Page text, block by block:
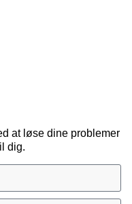
at løse dine problemer
dig.